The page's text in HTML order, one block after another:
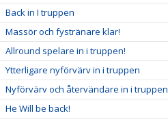
Back in I truppen
Massör och fystränare klar!
Allround spelare in i truppen!
Ytterligare nyförvärv in i truppen
Nyförvärv och återvändare in i truppen
He Will be back!